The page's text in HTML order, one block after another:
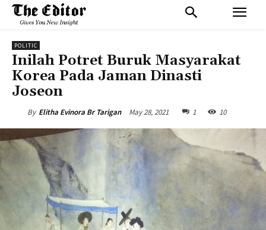
POLITIC
Inilah Potret Buruk Masyarakat
Korea Pada Jaman Dinasti
Joseon
By Elitha Evinora Br Tarigan May 28, 2021 1 10